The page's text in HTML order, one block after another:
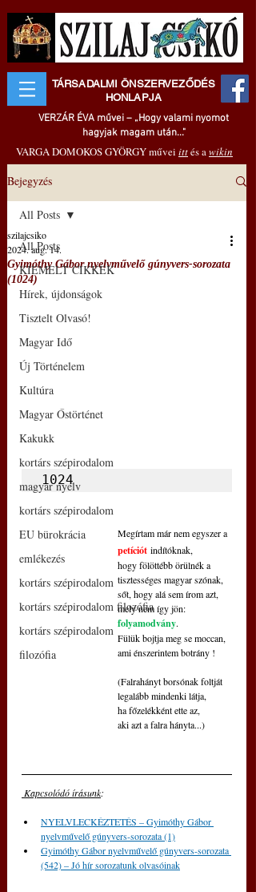
TÁRSADALMI ÖNSZERVEZŐDÉS
HONLAPJA
VERZÁR ÉVA művei – „Hogy valami nyomot
hagyjak magam után..."
VARGA DOMOKOS GYÖRGY művei ittés awikin
Bejegyzés
All Posts
KIEMELT CIKKEK
Hírek, újdonságok
Tisztelt Olvasó!
Magyar Idő
Új Történelem
Kultúra
Magyar Őstörténet
Kakukk
kortárs szépirodalom
magyar nyelv
kortárs szépirodalom
EU bürokrácia
emlékezés
kortárs szépirodalom
kortárs szépirodalom filozófia
kortárs szépirodalom
filozófia
All Posts
Gyimóthy Gábor nyelvművelő gúnyvers-sorozata
(1024)
szilajcsiko
2024. aug. 14.
1024
Megírtam már nem egyszer a
petíciót indítóknak,
hogy fölöttébb örülnék a
tisztességes magyar szónak,
sőt, hogy alá sem írom azt,
mely nem így jön:
folyamodvány.
Fülük bojtja meg se moccan,
ami énszerintem botrány !
(Falrahányt borsónak foltját
legalább mindenki látja,
ha főzelékként ette az,
aki azt a falra hányta...)
Kapcsolódó írásunk:
NYELVLECKÉZTETÉS – Gyimóthy Gábor
nyelvművelő gúnyvers-sorozata (1)
Gyimóthy Gábor nyelvművelő gúnyvers-sorozata
(542) – Jó hír sorozatunk olvasóinak